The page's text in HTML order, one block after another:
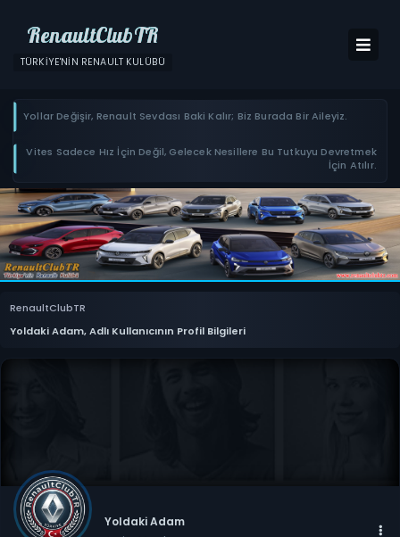
RenaultClubTR
TÜRKIYE'NIN RENAULT KULÜBÜ
Yollar Değişir, Renault Sevdası Baki Kalır; Biz Burada Bir Aileyiz.
Vites Sadece Hız İçin Değil, Gelecek Nesillere Bu Tutkuyu Devretmek
İçin Atılır.
RenaultClubTR
Yoldaki Adam, Adlı Kullanıcının Profil Bilgileri
Yoldaki Adam